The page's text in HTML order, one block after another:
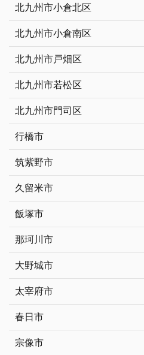
北九州市小倉北区
北九州市小倉南区
北九州市戸畑区
北九州市若松区
北九州市門司区
行橋市
筑紫野市
久留米市
飯塚市
那珂川市
大野城市
太宰府市
春日市
宗像市